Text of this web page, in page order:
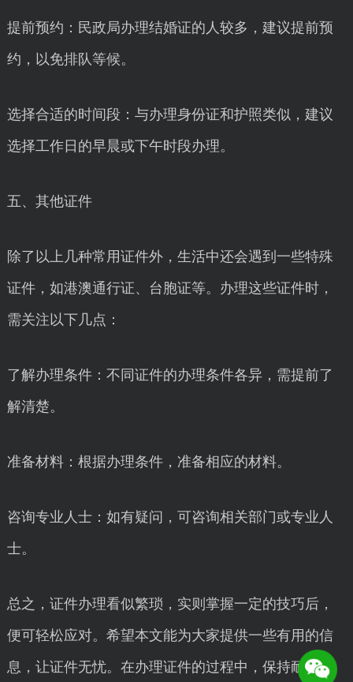
提前预约：民政局办理结婚证的人较多，建议提前预
约，以免排队等候。
选择合适的时间段：与办理身份证和护照类似，建议
选择工作日的早晨或下午时段办理。
五、其他证件
除了以上几种常用证件外，生活中还会遇到一些特殊
证件，如港澳通行证、台胞证等。办理这些证件时，
需关注以下几点：
了解办理条件：不同证件的办理条件各异，需提前了
解清楚。
准备材料：根据办理条件，准备相应的材料。
咨询专业人士：如有疑问，可咨询相关部门或专业人
士。
总之，证件办理看似繁琐，实则掌握一定的技巧后，
便可轻松应对。希望本文能为大家提供一些有用的信
息，让证件无忧。在办理证件的过程中，保持耐心，